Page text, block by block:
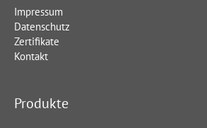
Impressum
Datenschutz
Zertifikate
Kontakt
Produkte